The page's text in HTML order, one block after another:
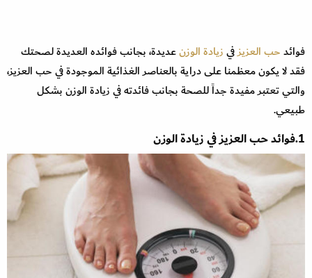
فوائدحب العزيزفيزيادة الوزنعديدة، بجانب فوائده العديدة لصحتك
فقد لا يكون معظمنا على دراية بالعناصر الغذائية الموجودة في حب العزيز،
والتي تعتبر مفيدة جداً للصحة بجانب فائدته في زيادة الوزن بشكل
طبيعي.
1.فوائد حب العزيز في زيادة الوزن